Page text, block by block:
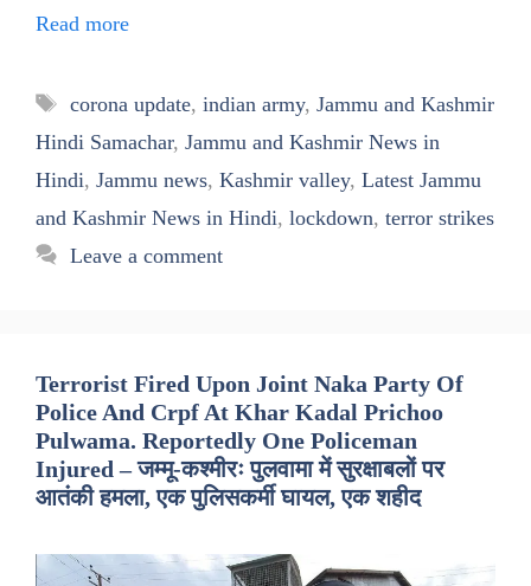
Read more
Tags
corona update, indian army, Jammu and Kashmir
Hindi Samachar, Jammu and Kashmir News in
Hindi, Jammu news, Kashmir valley, Latest Jammu
and Kashmir News in Hindi, lockdown, terror strikes
Leave a comment
Terrorist Fired Upon Joint Naka Party Of
Police And Crpf At Khar Kadal Prichoo
Pulwama. Reportedly One Policeman
Injured – जम्मू-कश्मीरः पुलवामा में सुरक्षाबलों पर
आतंकी हमला, एक पुलिसकर्मी घायल, एक शहीद